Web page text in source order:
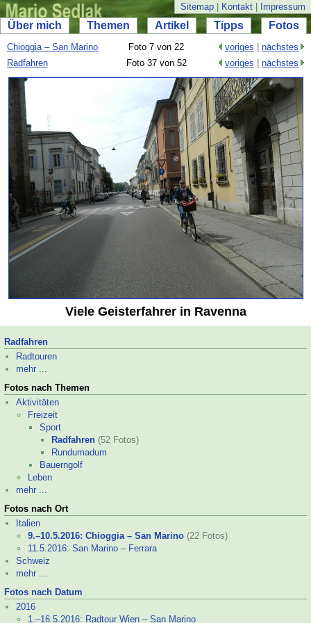
Sitemap Kontakt Impressum
Über mich Themen Artikel Tipps Fotos
Chioggia – San Marino Foto 7 von 22 voriges
nächstes
Radfahren
Foto 37 von 52 voriges nächstes
Viele Geisterfahrer in Ravenna
Radfahren
Radtouren
mehr ...
Fotos nach Themen
Aktivitäten
Freizeit
Sport
Radfahren (52 Fotos)
Rund­uma­dum
Bauerngolf
Leben
mehr ...
Fotos nach Ort
Italien
9.–10.5.2016: Chioggia – San Marino (22 Fotos)
11.5.2016: San Marino – Ferrara
Schweiz
mehr ...
Fotos nach Datum
2016
1.–16.5.2016: Radtour Wien – San Marino